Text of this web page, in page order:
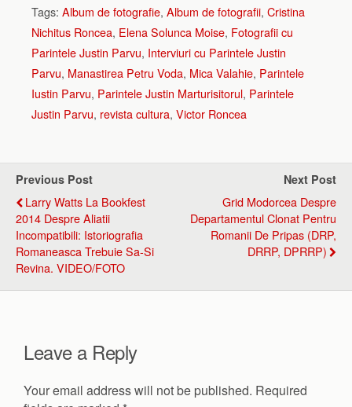
Tags: Album de fotografie, Album de fotografii, Cristina
Nichitus Roncea, Elena Solunca Moise, Fotografii cu
Parintele Justin Parvu, Interviuri cu Parintele Justin
Parvu, Manastirea Petru Voda, Mica Valahie, Parintele
Iustin Parvu, Parintele Justin Marturisitorul, Parintele
Justin Parvu, revista cultura, Victor Roncea
Previous Post
Larry Watts La Bookfest
2014 Despre Aliatii
Incompatibili: Istoriografia
Romaneasca Trebuie Sa-Si
Revina. VIDEO/FOTO
Next Post
Grid Modorcea Despre
Departamentul Clonat Pentru
Romanii De Pripas (DRP,
DRRP, DPRRP)
Leave a Reply
Your email address will not be published. Required